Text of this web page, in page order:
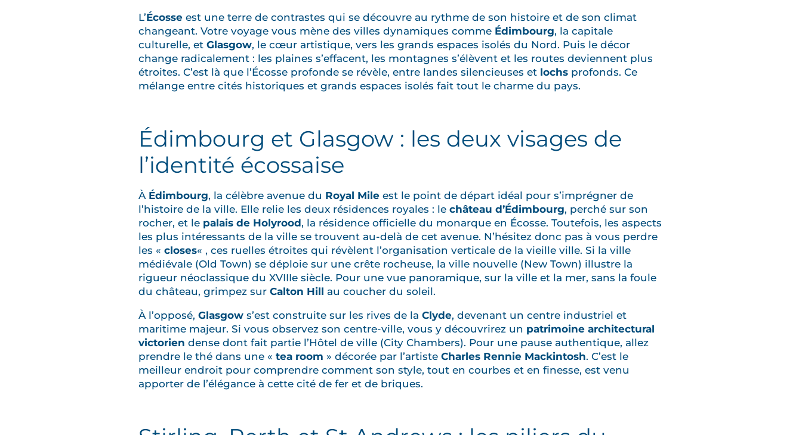
L’Écosse est une terre de contrastes qui se découvre au rythme de son histoire et de son climat
changeant. Votre voyage vous mène des villes dynamiques comme Édimbourg, la capitale
culturelle, et Glasgow, le cœur artistique, vers les grands espaces isolés du Nord. Puis le décor
change radicalement : les plaines s’effacent, les montagnes s’élèvent et les routes deviennent plus
étroites. C’est là que l’Écosse profonde se révèle, entre landes silencieuses et lochs profonds. Ce
mélange entre cités historiques et grands espaces isolés fait tout le charme du pays.
Édimbourg et Glasgow : les deux visages de
l’identité écossaise
À Édimbourg, la célèbre avenue du Royal Mile est le point de départ idéal pour s’imprégner de
l’histoire de la ville. Elle relie les deux résidences royales : le château d’Édimbourg, perché sur son
rocher, et le palais de Holyrood, la résidence officielle du monarque en Écosse. Toutefois, les aspects
les plus intéressants de la ville se trouvent au-delà de cet avenue. N’hésitez donc pas à vous perdre
les « closes« , ces ruelles étroites qui révèlent l’organisation verticale de la vieille ville. Si la ville
médiévale (Old Town) se déploie sur une crête rocheuse, la ville nouvelle (New Town) illustre la
rigueur néoclassique du XVIIIe siècle. Pour une vue panoramique, sur la ville et la mer, sans la foule
du château, grimpez sur Calton Hill au coucher du soleil.
À l’opposé, Glasgow s’est construite sur les rives de la Clyde, devenant un centre industriel et
maritime majeur. Si vous observez son centre-ville, vous y découvrirez un patrimoine architectural
victorien dense dont fait partie l’Hôtel de ville (City Chambers). Pour une pause authentique, allez
prendre le thé dans une « tea room » décorée par l’artiste Charles Rennie Mackintosh. C’est le
meilleur endroit pour comprendre comment son style, tout en courbes et en finesse, est venu
apporter de l’élégance à cette cité de fer et de briques.